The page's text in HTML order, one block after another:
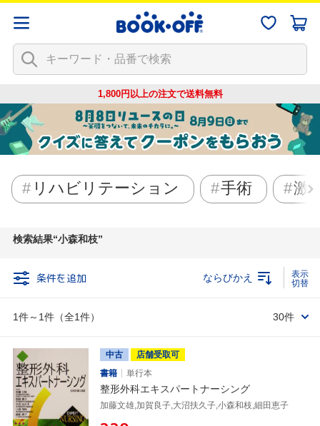
1,800円以上の注文で送料無料
リハビリテーション 手術 激
検索結果 小森和枝
条件を追加
1件～1件（全1件）
ならびかえ
30件
中古
店舗受取可
書籍
単行本
整形外科エキスパートナーシング
加藤文雄,加賀良子,大沼扶久子,小森和枝,細田恵子